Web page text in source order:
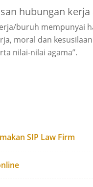
hubungan kerja
buruh mempunyai
moral dan
nilai-nilai agama”.
SIP Law Firm